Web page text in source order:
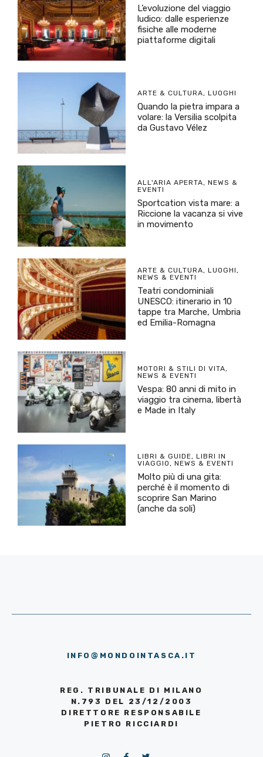
L’evoluzione del viaggio
ludico: dalle esperienze
fisiche alle moderne
piattaforme digitali
ARTE & CULTURA, LUOGHI
Quando la pietra impara a
volare: la Versilia scolpita
da Gustavo Vélez
ALL'ARIA APERTA, NEWS &
EVENTI
Sportcation vista mare: a
Riccione la vacanza si vive
in movimento
ARTE & CULTURA, LUOGHI,
NEWS & EVENTI
Teatri condominiali
UNESCO: itinerario in 10
tappe tra Marche, Umbria
ed Emilia-Romagna
MOTORI & STILI DI VITA,
NEWS & EVENTI
Vespa: 80 anni di mito in
viaggio tra cinema, libertà
e Made in Italy
LIBRI & GUIDE, LIBRI IN
VIAGGIO, NEWS & EVENTI
Molto più di una gita:
perché è il momento di
scoprire San Marino
(anche da soli)
INFO@MONDOINTASCA.IT
REG. TRIBUNALE DI MILANO
N.793 DEL 23/12/2003
DIRETTORE RESPONSABILE
PIETRO RICCIARDI